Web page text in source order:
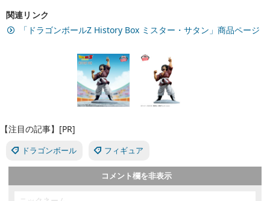
関連リンク
「ドラゴンボールZ History Box ミスター・サタン」商品ページ
【注目の記事】[PR]
ドラゴンボール フィギュア
コメント欄を非表示